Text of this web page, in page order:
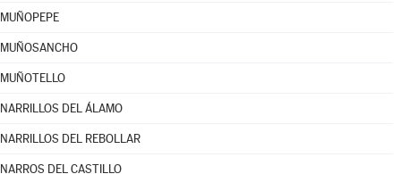
MUÑOPEPE
MUÑOSANCHO
MUÑOTELLO
NARRILLOS DEL ÁLAMO
NARRILLOS DEL REBOLLAR
NARROS DEL CASTILLO